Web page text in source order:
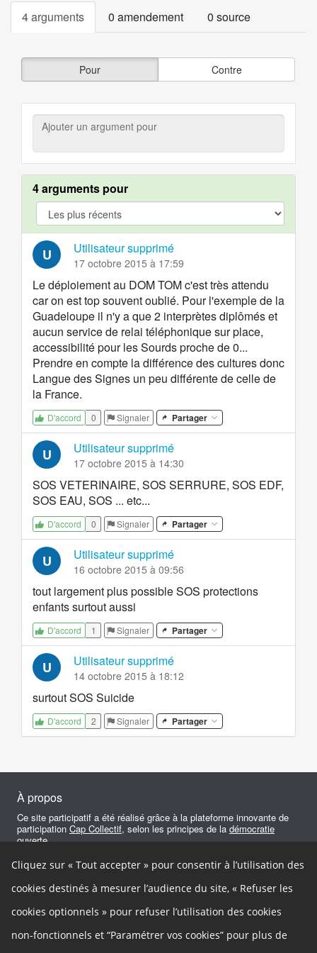
4 arguments 0 amendement 0 source
Pour Contre
Ajouter
argument
pour
4 arguments pour
argument.filter.yes
U Utilisateur supprimé
17 octobre 2015 à 17:59
Le déploiement au DOM TOM c'est très attendu
car on est top souvent oublié. Pour l'exemple de la
Guadeloupe il n'y a que 2 interprètes diplômés et
aucun service de relai téléphonique sur place,
accessibilité pour les Sourds proche de 0...
Prendre en compte la différence des cultures donc
Langue des Signes un peu différente de celle de
la France.
D'accord 0 Signaler Partager
U Utilisateur supprimé
17 octobre 2015 à 14:30
SOS VETERINAIRE, SOS SERRURE, SOS EDF,
SOS EAU, SOS ... etc...
D'accord 0 Signaler Partager
U Utilisateur supprimé
16 octobre 2015 à 09:56
tout largement plus possible SOS protections
enfants surtout aussi
D'accord 1 Signaler Partager
U Utilisateur supprimé
14 octobre 2015 à 18:12
surtout SOS Suicide
D'accord 2 Signaler Partager
Cliquez sur « Tout accepter » pour consentir à l’utilisation des
cookies destinés à mesurer l’audience du site, « Refuser les
cookies optionnels » pour refuser l’utilisation des cookies
non-fonctionnels et “Paramétrer vos cookies” pour plus de
À propos
Ce site participatif a été réalisé grâce à la plateforme innovante de
participation Cap Collectif, selon les principes de la démocratie
ouverte.
Facebook Twitter Google+
Autres liens
Cookies
Gestion des cookies
Mentions légales
Besoin d'aide ?